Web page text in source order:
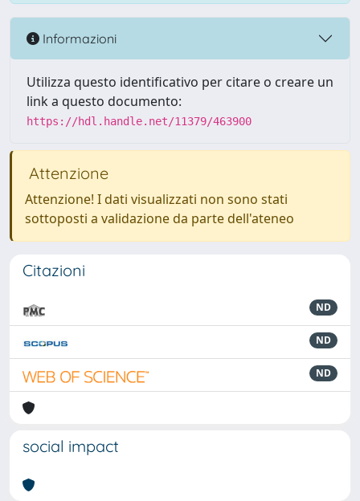
Informazioni
Utilizza questo identificativo per citare o creare un
link a questo documento:
https://hdl.handle.net/11379/463900
Attenzione
Attenzione! I dati visualizzati non sono stati
sottoposti a validazione da parte dell'ateneo
Citazioni
ND
ND
ND
social impact